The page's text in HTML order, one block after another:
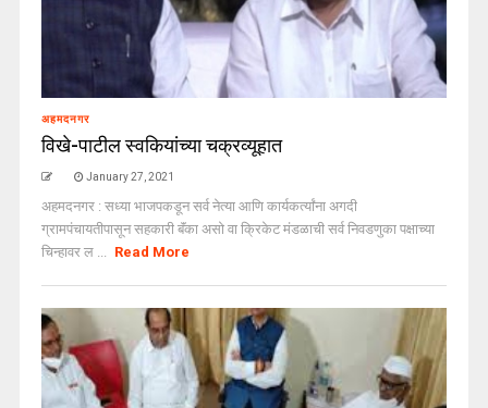
अहमदनगर
विखे-पाटील स्वकियांच्या चक्रव्यूहात
January 27, 2021
अहमदनगर : सध्या भाजपकडून सर्व नेत्या आणि कार्यकर्त्यांना अगदी
ग्रामपंचायतीपासून सहकारी बॅंका असो वा क्रिकेट मंडळाची सर्व निवडणुका पक्षाच्या
चिन्हावर ल ... Read More